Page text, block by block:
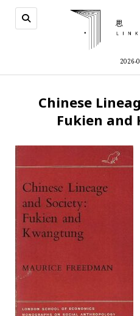
2026-
Chinese
Fukien and